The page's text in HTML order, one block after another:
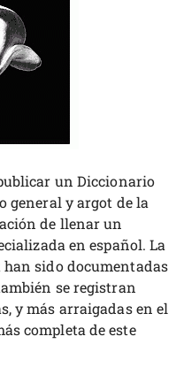
un Diccionario
general y argot de la
de llenar un
en español. La
han sido documentadas
se registran
y más arraigadas en el
completa de este